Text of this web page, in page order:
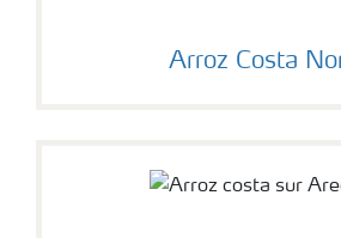
Arroz Costa